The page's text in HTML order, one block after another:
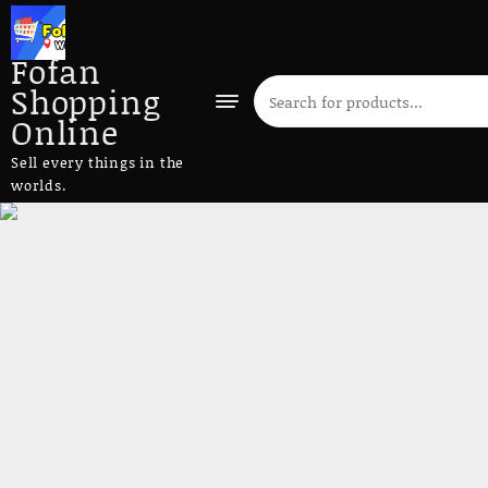
Fofan
Shopping
Online
Sell every things in the
worlds.